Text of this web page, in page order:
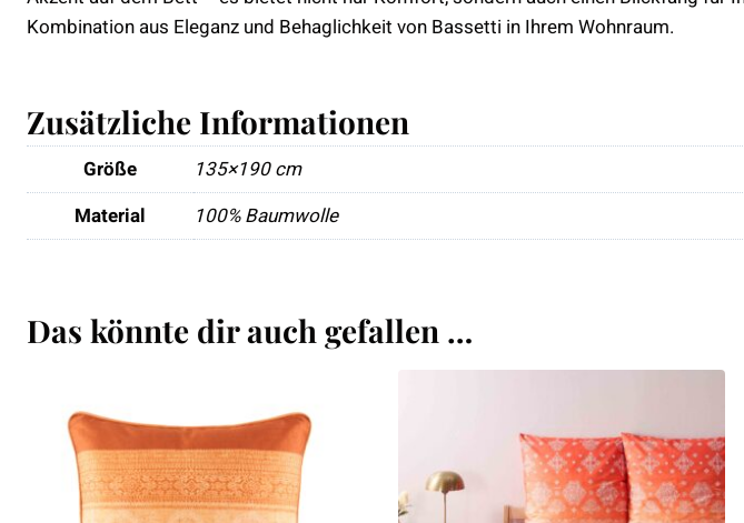
Kombination aus Eleganz und Behaglichkeit von Bassetti in Ihrem Wohnraum.
Zusätzliche Informationen
Größe
135×190 cm
Material
100% Baumwolle
Das könnte dir auch gefallen …